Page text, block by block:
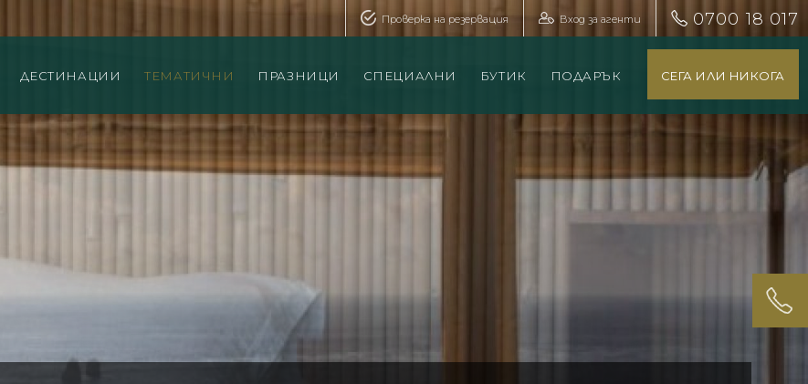
0700 18 017
Вход за агенти
Проверка на резервация
СЕГА ИЛИ НИКОГА
ДЕСТИНАЦИИ ТЕМАТИЧНИ ПРАЗНИЦИ СПЕЦИАЛНИ БУТИК ПОДАРЪК